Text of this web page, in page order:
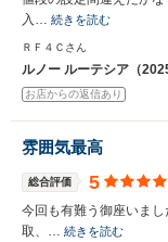
入… 続きを読む
ＲＦ４Ｃさん
ルノー ルーテシア（
お店からの返信あり
雰囲気最高
総合評価 5
今回も有難う御座いま
取、… 続きを読む